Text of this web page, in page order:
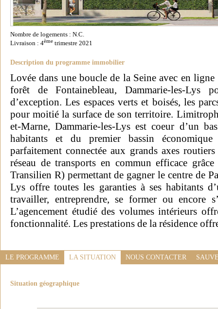
Nombre de logements : N.C.
Livraison : 4ème trimestre 2021
Description du programme immobilier
Lovée dans une boucle de la Seine avec en
forêt de Fontainebleau, Dammarie-les-Lys
d’exception. Les espaces verts et boisés, les
pour moitié la surface de son territoire.
et-Marne, Dammarie-les-Lys est coeur d’un
habitants et du premier bassin
parfaitement connectée aux grands axes
réseau de transports en commun efficace
Transilien R) permettant de gagner le centre de
Lys offre toutes les garanties à ses habitants
travailler, entreprendre, se former ou encore
L’agencement étudié des volumes intérieurs
fonctionnalité. Les prestations de la résidence
LE PROGRAMME LA SITUATION NOUS CONTACTER
Situation géographique